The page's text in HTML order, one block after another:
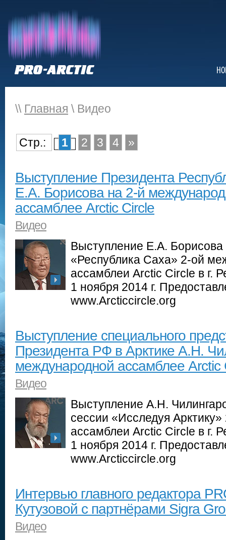
\\ Главная \ Видео
Стр.: 1 2 3 4 »
Выступление Президента
Е.А. Борисова на 2-й
ассамблее Arctic Circle
Видео
Выступление Е.А.
«Республика Саха» 2-ой
ассамблеи Arctic Circle в г.
1 ноября 2014 г.
www.Arcticcircle.org
Выступление специального
Президента РФ в Арктике А.Н.
международной ассамблее Arctic
Видео
Выступление А.Н.
сессии «Исследуя
ассамблеи Arctic Circle в г.
1 ноября 2014 г.
www.Arcticcircle.org
Интервью главного редактора
Кутузовой с партнёрами Sigra
Видео